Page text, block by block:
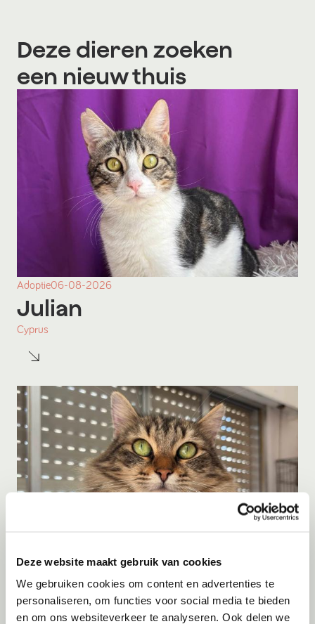
Deze website maakt gebruik van cookies
We gebruiken cookies om content en advertenties te
personaliseren, om functies voor social media te bieden
en om ons websiteverkeer te analyseren. Ook delen we
Deze dieren zoeken
een nieuw thuis
Adoptie06-08-2026
Julian
Cyprus
Adoptie06-08-2026
Jumby